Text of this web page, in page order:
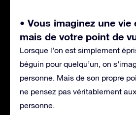
• Vous imaginez une vie
mais de votre point de
Lorsque l’on est simplement
béguin pour quelqu’un, on
personne. Mais de son propre
ne pensez pas véritablement
personne.